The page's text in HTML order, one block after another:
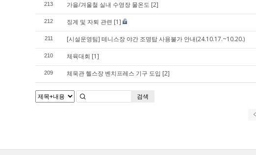
213 가을/겨울철 실내 수영장 물온도 [2]
212 징계 및 자퇴 관련 [1]
211 [시설운영팀] 테니스장 야간 조명탑 사용불가 안내(24.10.17.~10.20.)
210 체육대회 [1]
209 체욱관 헬스장 벤치프레스 기구 도입 [2]
검색